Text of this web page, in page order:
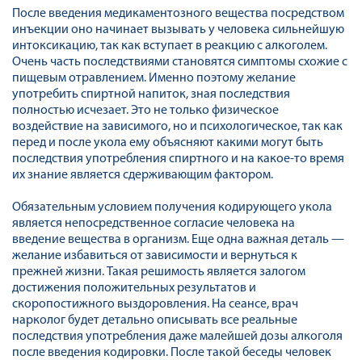
После введения медикаментозного вещества посредством
инъекции оно начинает вызывать у человека сильнейшую
интоксикацию, так как вступает в реакцию с алкоголем.
Очень часть последствиями становятся симптомы схожие с
пищевым отравлением. Именно поэтому желание
употребить спиртной напиток, зная последствия
полностью исчезает. Это не только физическое
воздействие на зависимого, но и психологическое, так как
перед и после укола ему объясняют какими могут быть
последствия употребления спиртного и на какое-то время
их знание является сдерживающим фактором.
Обязательным условием получения кодирующего укола
является непосредственное согласие человека на
введение вещества в организм. Еще одна важная деталь —
желание избавиться от зависимости и вернуться к
прежней жизни. Такая решимость является залогом
достижения положительных результатов и
скоропостижного выздоровления. На сеансе, врач
нарколог будет детально описывать все реальные
последствия употребления даже малейшей дозы алкоголя
после введения кодировки. После такой беседы человек